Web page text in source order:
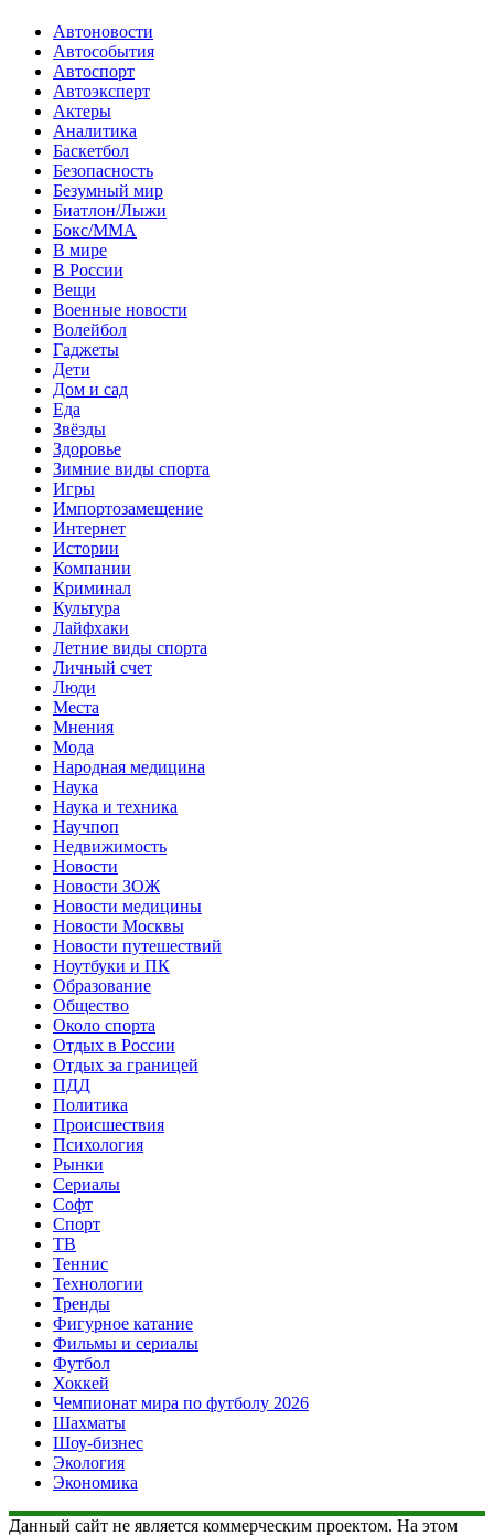
Автоновости
Автособытия
Автоспорт
Автоэксперт
Актеры
Аналитика
Баскетбол
Безопасность
Безумный мир
Биатлон/Лыжи
Бокс/MMA
В мире
В России
Вещи
Военные новости
Волейбол
Гаджеты
Дети
Дом и сад
Еда
Звёзды
Здоровье
Зимние виды спорта
Игры
Импортозамещение
Интернет
Истории
Компании
Криминал
Культура
Лайфхаки
Летние виды спорта
Личный счет
Люди
Места
Мнения
Мода
Народная медицина
Наука
Наука и техника
Научпоп
Недвижимость
Новости
Новости ЗОЖ
Новости медицины
Новости Москвы
Новости путешествий
Ноутбуки и ПК
Образование
Общество
Около спорта
Отдых в России
Отдых за границей
ПДД
Политика
Происшествия
Психология
Рынки
Сериалы
Софт
Спорт
ТВ
Теннис
Технологии
Тренды
Фигурное катание
Фильмы и сериалы
Футбол
Хоккей
Чемпионат мира по футболу 2026
Шахматы
Шоу-бизнес
Экология
Экономика
Данный сайт не является коммерческим проектом. На этом